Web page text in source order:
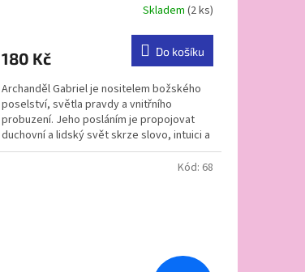
je
z
5
hvězdiček.
Skladem (2 ks)
180 Kč Do košíku
Archanděl Gabriel je nositelem božského
poselství, světla pravdy a vnitřního
probuzení. Jeho posláním je propojovat
duchovní a lidský svět skrze slovo, intuici a
jasné vedení....
Kód: 68